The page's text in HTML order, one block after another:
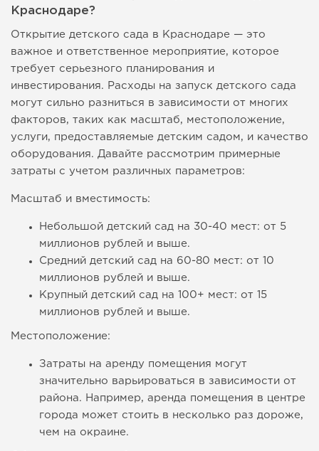
Краснодаре?
Открытие детского сада в Краснодаре — это
важное и ответственное мероприятие, которое
требует серьезного планирования и
инвестирования. Расходы на запуск детского сада
могут сильно разниться в зависимости от многих
факторов, таких как масштаб, местоположение,
услуги, предоставляемые детским садом, и качество
оборудования. Давайте рассмотрим примерные
затраты с учетом различных параметров:
Масштаб и вместимость:
Небольшой детский сад на 30-40 мест: от 5
миллионов рублей и выше.
Средний детский сад на 60-80 мест: от 10
миллионов рублей и выше.
Крупный детский сад на 100+ мест: от 15
миллионов рублей и выше.
Местоположение:
Затраты на аренду помещения могут
значительно варьироваться в зависимости от
района. Например, аренда помещения в центре
города может стоить в несколько раз дороже,
чем на окраине.